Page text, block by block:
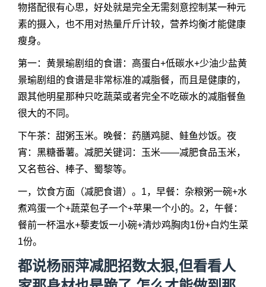
物搭配很有心思，好处就是完全无需刻意控制某一种元
素的摄入，也不用对热量斤斤计较，营养均衡才能健康
瘦身。
第一：黄景瑜剧组的食谱：高蛋白+低碳水+少油少盐黄
景瑜剧组的食谱是非常标准的减脂餐，而且是健康的，
跟其他明星那种只吃蔬菜或者完全不吃碳水的减脂餐鱼
很大的不同。
下午茶：甜粥玉米。晚餐：药膳鸡腿、鲑鱼炒饭。夜
宵：黑糖番薯。减肥关键词：玉米——减肥食品玉米，
又名苞谷、棒子、蜀黎等。
一，饮食方面（减肥食谱）。1，早餐：杂粮粥一碗+水
煮鸡蛋一个+蔬菜包子一个+苹果一个小的。2，午餐：
餐前一杯温水+藜麦饭一小碗+清炒鸡胸肉1份+白灼生菜
1份。
都说杨丽萍减肥招数太狠,但看看人